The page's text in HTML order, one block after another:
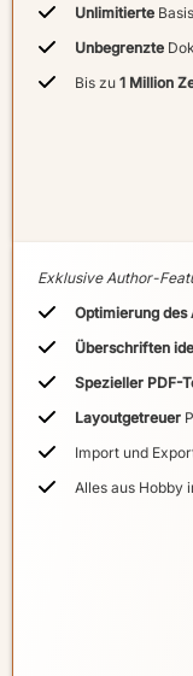
Unlimitierte
Unbegrenzte
Bis zu 1 Million
Exklusive Author-
Optimierung
Überschriften
Spezieller PDF-
Layoutgetreuer
Import und
Alles aus Hobby